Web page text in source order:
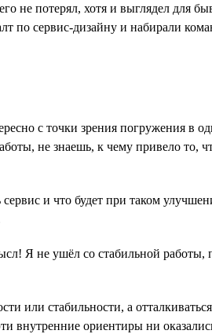
не потерял, хотя и выглядел для
по сервис-дизайну и набирали
с точки зрения погружения в
не знаешь, к чему привело то,
и что будет при таком
Я не ушёл со стабильной работы,
или стабильности, а
внутренние ориентиры ни